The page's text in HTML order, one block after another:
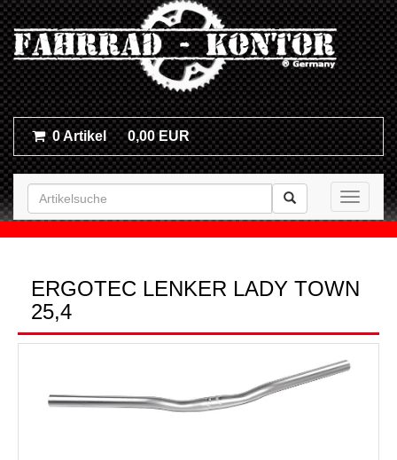
0 Artikel 0,00 EUR
Toggle
ERGOTEC LENKER LADY TOWN
25,4